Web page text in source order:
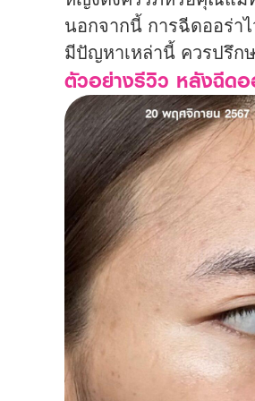
นอกจากนี้ การฉีดออร่า
มีปัญหาเหล่านี้ ควรปรึก
ตัวอย่างรีวิว หลังฉีดอ